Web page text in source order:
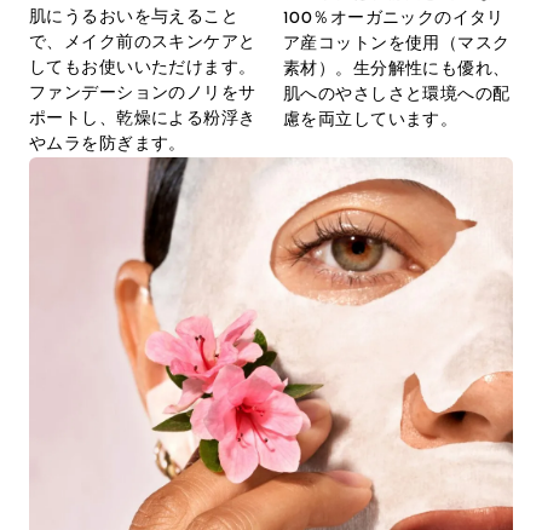
肌にうるおいを与えること
で、メイク前のスキンケアと
してもお使いいただけます。
ファンデーションのノリをサ
ポートし、乾燥による粉浮き
やムラを防ぎます。
100％オーガニックのイタリ
ア産コットンを使用（マスク
素材）。生分解性にも優れ、
肌へのやさしさと環境への配
慮を両立しています。